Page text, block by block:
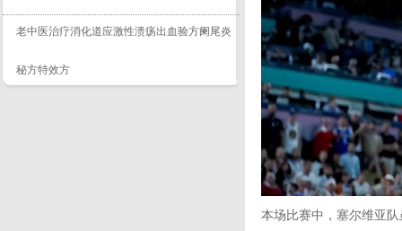
老中医治疗消化道应激性溃疡出血验方阑尾炎
秘方特效方
本场比赛中，塞尔维亚